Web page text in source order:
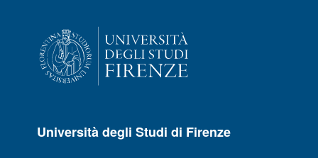
Università degli Studi di Firenze